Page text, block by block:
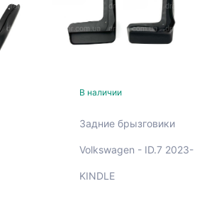
В наличии
Задние брызговики
Volkswagen - ID.7 2023-
KINDLE